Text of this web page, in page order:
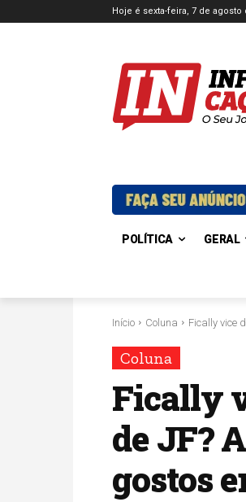
Hoje é sexta-feira, 7 de agosto
POLÍTICA GERAL
Início Coluna Fically vice
Coluna
Fically
de JF?
gostos